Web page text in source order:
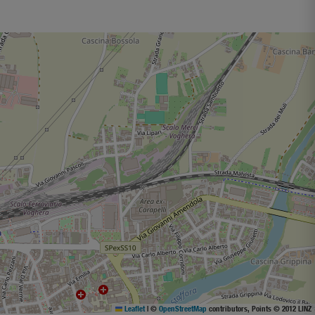
Leaflet | © OpenStreetMap contributors, Points © 2012 LINZ